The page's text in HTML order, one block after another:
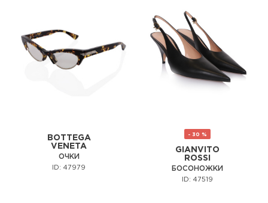
BOTTEGA
VENETA
ОЧКИ
ID: 47979
- 30 %
GIANVITO
ROSSI
БОСОНОЖКИ
ID: 47519